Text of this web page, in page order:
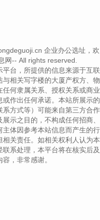
企业办公选址，欢
网-- All rights reserved.
台，所提供的信息来源于互联
相关写字楼的大厦产权方、物
何隶属关系、授权关系或商业
作出任何承诺。本站所展示的
方式等）可能来自第三方合作
示之目的，不构成任何招商、
体因参考本站信息而产生的行
关责任。如相关权利人认为本
系处理，本平台将在核实后及
，非常感谢。